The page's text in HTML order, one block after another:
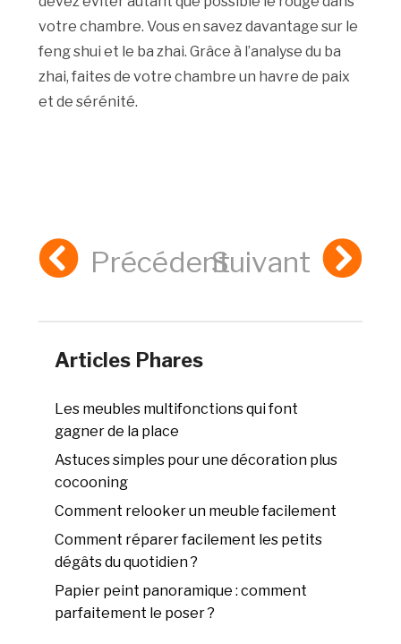
votre chambre. Vous en savez davantage sur le
feng shui et le ba zhai. Grâce à l’analyse du ba
zhai, faites de votre chambre un havre de paix
et de sérénité.
PrécédentSuivant
Articles Phares
Les meubles multifonctions qui font
gagner de la place
Astuces simples pour une décoration plus
cocooning
Comment relooker un meuble facilement
Comment réparer facilement les petits
dégâts du quotidien ?
Papier peint panoramique : comment
parfaitement le poser ?